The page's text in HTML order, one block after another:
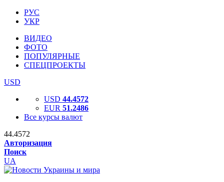
РУС
УКР
ВИДЕО
ФОТО
ПОПУЛЯРНЫЕ
СПЕЦПРОЕКТЫ
USD
USD 44.4572
EUR 51.2486
Все курсы валют
44.4572
Авторизация
Поиск
UA